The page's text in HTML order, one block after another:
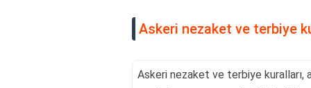
Askeri nezaket ve terbiye
Askeri nezaket ve terbiye